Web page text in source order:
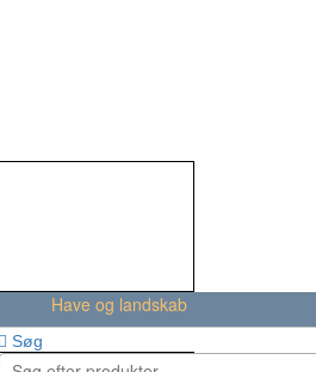
Have og landskab
Søg